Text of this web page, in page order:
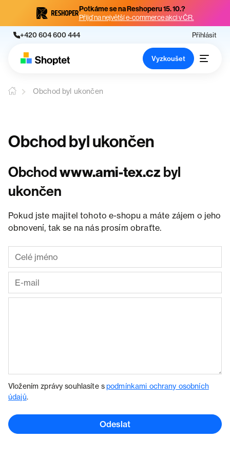
Potkáme se na Reshoperu 15. 10.?
Přijď na největší e-commerce akci v ČR.
+420 604 600 444 Přihlásit
Vyzkoušet
Obchod byl ukončen
Obchod byl ukončen
Obchodwww.ami-tex.cz byl
ukončen
Pokud jste majitel tohoto e-shopu a máte zájem o jeho
obnovení, tak se na nás prosím obraťte.
Vložením zprávy souhlasíte spodmínkami ochrany osobních
údajů.
Odeslat